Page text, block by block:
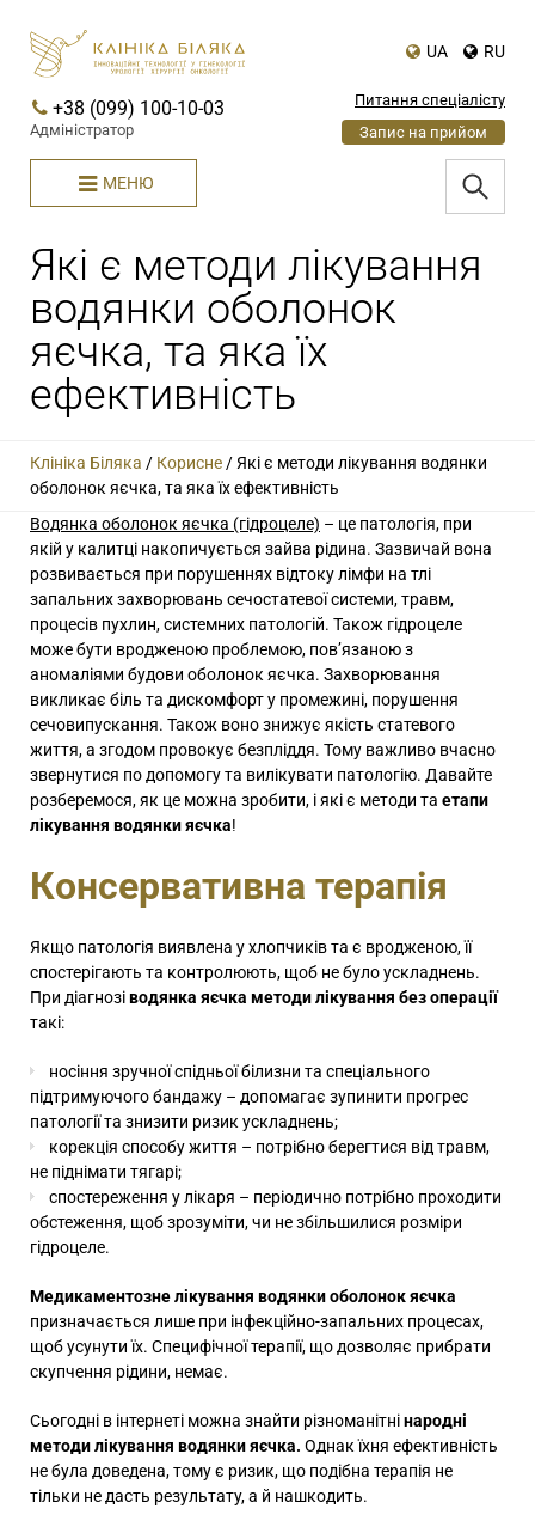
UA RU
+38 (099) 100-10-03
Адміністратор
Питання спеціалісту
Запис на прийом
МЕНЮ
Які є методи лікування
водянки оболонок
яєчка, та яка їх
ефективність
Клініка Біляка / Корисне/Які є методи лікування водянки
оболонок яєчка, та яка їх ефективність
Водянка оболонок яєчка (гідроцеле) – це патологія, при
якій у калитці накопичується зайва рідина. Зазвичай вона
розвивається при порушеннях відтоку лімфи на тлі
запальних захворювань сечостатевої системи, травм,
процесів пухлин, системних патологій. Також гідроцеле
може бути вродженою проблемою, пов’язаною з
аномаліями будови оболонок яєчка. Захворювання
викликає біль та дискомфорт у промежині, порушення
сечовипускання. Також воно знижує якість статевого
життя, а згодом провокує безпліддя. Тому важливо вчасно
звернутися по допомогу та вилікувати патологію. Давайте
розберемося, як це можна зробити, і які є методи та етапи
лікування водянки яєчка!
Консервативна терапія
Якщо патологія виявлена у хлопчиків та є вродженою, її
спостерігають та контролюють, щоб не було ускладнень.
При діагнозіводянка яєчка методи лікування без операції
такі:
носіння зручної спідньої білизни та спеціального
підтримуючого бандажу – допомагає зупинити прогрес
патології та знизити ризик ускладнень;
корекція способу життя – потрібно берегтися від травм,
не піднімати тягарі;
спостереження у лікаря – періодично потрібно проходити
обстеження, щоб зрозуміти, чи не збільшилися розміри
гідроцеле.
Медикаментозне лікування водянки оболонок яєчка
призначається лише при інфекційно-запальних процесах,
щоб усунути їх. Специфічної терапії, що дозволяє прибрати
скупчення рідини, немає.
Сьогодні в інтернеті можна знайти різноманітнінародні
методи лікування водянки яєчка. Однак їхня ефективність
не була доведена, тому є ризик, що подібна терапія не
тільки не дасть результату, а й нашкодить.